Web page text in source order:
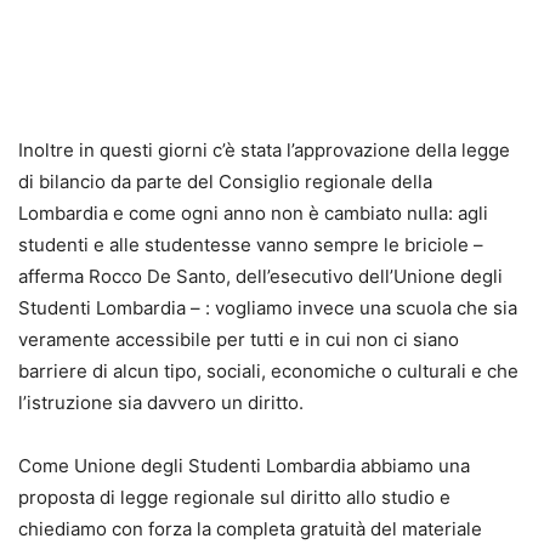
Inoltre in questi giorni c’è stata l’approvazione della legge
di bilancio da parte del Consiglio regionale della
Lombardia e come ogni anno non è cambiato nulla: agli
studenti e alle studentesse vanno sempre le briciole –
afferma Rocco De Santo, dell’esecutivo dell’Unione degli
Studenti Lombardia – : vogliamo invece una scuola che sia
veramente accessibile per tutti e in cui non ci siano
barriere di alcun tipo, sociali, economiche o culturali e che
l’istruzione sia davvero un diritto.
Come Unione degli Studenti Lombardia abbiamo una
proposta di legge regionale sul diritto allo studio e
chiediamo con forza la completa gratuità del materiale